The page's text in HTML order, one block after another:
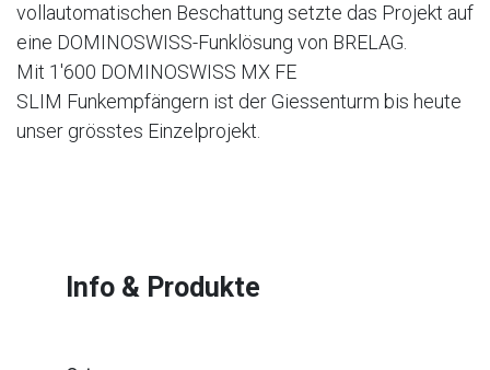
vollautomatischen Beschattung setzte das Projekt auf
eine DOMINOSWISS-Funklösung von BRELAG.
Mit 1'600 DOMINOSWISS MX FE
SLIM Funkempfängern ist der Giessenturm bis heute
unser grösstes Einzelprojekt.
Info & Produkte